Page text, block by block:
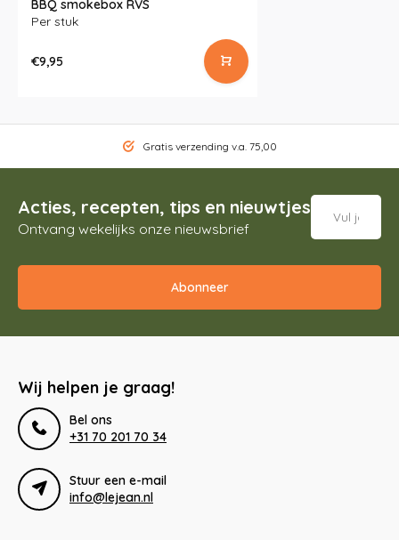
BBQ smokebox RVS
Per stuk
€9,95
Gratis verzending v.a. 75,00
Acties, recepten, tips en nieuwtjes
Ontvang wekelijks onze nieuwsbrief
Abonneer
Wij helpen je graag!
Bel ons
+31 70 201 70 34
Stuur een e-mail
info@lejean.nl